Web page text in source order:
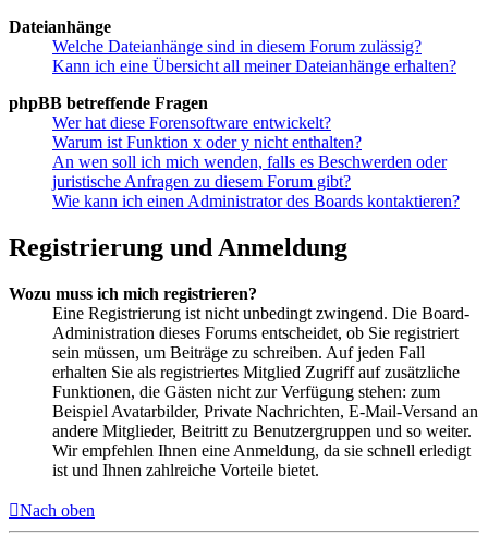
Dateianhänge
Welche Dateianhänge sind in diesem Forum zulässig?
Kann ich eine Übersicht all meiner Dateianhänge erhalten?
phpBB betreffende Fragen
Wer hat diese Forensoftware entwickelt?
Warum ist Funktion x oder y nicht enthalten?
An wen soll ich mich wenden, falls es Beschwerden oder
juristische Anfragen zu diesem Forum gibt?
Wie kann ich einen Administrator des Boards kontaktieren?
Registrierung und Anmeldung
Wozu muss ich mich registrieren?
Eine Registrierung ist nicht unbedingt zwingend. Die Board-
Administration dieses Forums entscheidet, ob Sie registriert
sein müssen, um Beiträge zu schreiben. Auf jeden Fall
erhalten Sie als registriertes Mitglied Zugriff auf zusätzliche
Funktionen, die Gästen nicht zur Verfügung stehen: zum
Beispiel Avatarbilder, Private Nachrichten, E-Mail-Versand an
andere Mitglieder, Beitritt zu Benutzergruppen und so weiter.
Wir empfehlen Ihnen eine Anmeldung, da sie schnell erledigt
ist und Ihnen zahlreiche Vorteile bietet.
Nach oben